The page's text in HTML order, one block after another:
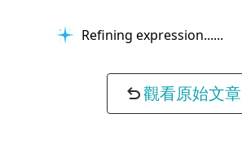
Refining expression...
觀看原始文章